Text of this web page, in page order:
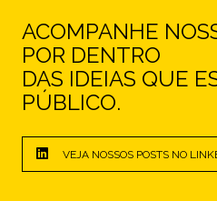
ACOMPANHE
POR DENTRO
DAS IDEIAS QUE
PÚBLICO.
VEJA NOSSOS POSTS NO